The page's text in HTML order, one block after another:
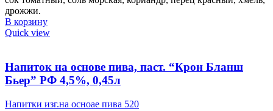
дрожжи.
В корзину
Quick view
Напиток на основе пива, паст. “Крон Бланш
Бьер” РФ 4,5%, 0,45л
Напитки изг.на осноае пива 520